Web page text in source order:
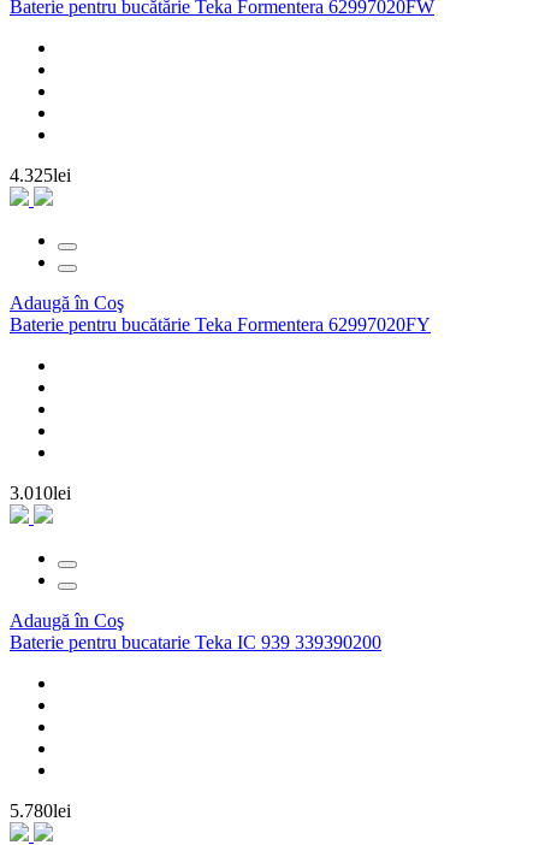
Baterie pentru bucătărie Teka Formentera 62997020FW
4.325lei
Adaugă în Coş
Baterie pentru bucătărie Teka Formentera 62997020FY
3.010lei
Adaugă în Coş
Baterie pentru bucatarie Teka IC 939 339390200
5.780lei